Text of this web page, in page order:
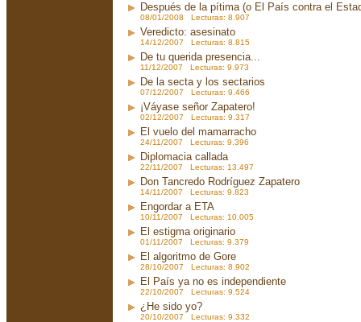
Después de la pítima (o El País contra el
08/01/2008 Lecturas: 8.907
Veredicto: asesinato
14/12/2007 Lecturas: 8.815
De tu querida presencia...
11/12/2007 Lecturas: 9.973
De la secta y los sectarios
07/12/2007 Lecturas: 9.466
¡Váyase señor Zapatero!
02/12/2007 Lecturas: 9.317
El vuelo del mamarracho
24/11/2007 Lecturas: 9.396
Diplomacia callada
22/11/2007 Lecturas: 13.497
Don Tancredo Rodríguez Zapatero
14/11/2007 Lecturas: 9.823
Engordar a ETA
10/11/2007 Lecturas: 10.005
El estigma originario
01/11/2007 Lecturas: 9.379
El algoritmo de Gore
28/10/2007 Lecturas: 8.902
El País ya no es independiente
22/10/2007 Lecturas: 9.524
¿He sido yo?
20/10/2007 Lecturas: 9.332